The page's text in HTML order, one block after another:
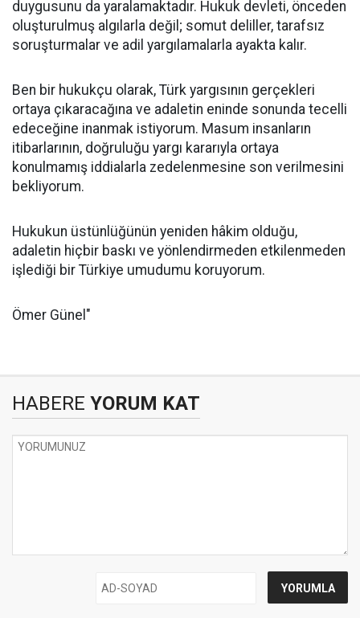
duygusunu da yaralamaktadır. Hukuk devleti, önceden
oluşturulmuş algılarla değil; somut deliller, tarafsız
soruşturmalar ve adil yargılamalarla ayakta kalır.
Ben bir hukukçu olarak, Türk yargısının gerçekleri
ortaya çıkaracağına ve adaletin eninde sonunda tecelli
edeceğine inanmak istiyorum. Masum insanların
itibarlarının, doğruluğu yargı kararıyla ortaya
konulmamış iddialarla zedelenmesine son verilmesini
bekliyorum.
Hukukun üstünlüğünün yeniden hâkim olduğu,
adaletin hiçbir baskı ve yönlendirmeden etkilenmeden
işlediği bir Türkiye umudumu koruyorum.
Ömer Günel"
HABERE YORUM KAT